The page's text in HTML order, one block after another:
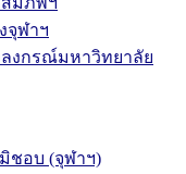
จุฬาฯ
ลงกรณ์มหาวิทยาลัย
ชอบ (จุฬาฯ)